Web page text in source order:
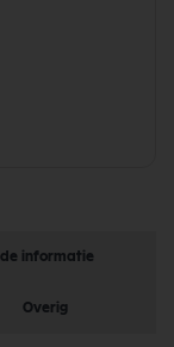
informatie
Overig